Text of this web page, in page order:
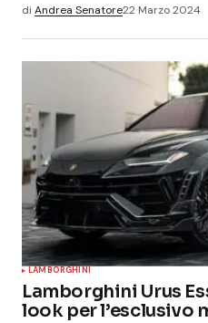
di Andrea Senatore22 Marzo 2024
LAMBORGHINI
Lamborghini Urus
look per l’esclusivo